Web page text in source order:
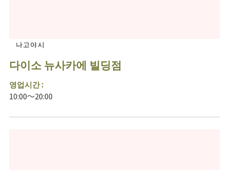
나고야시
다이소 뉴사카에 빌딩점
영업시간 :
10:00～20:00